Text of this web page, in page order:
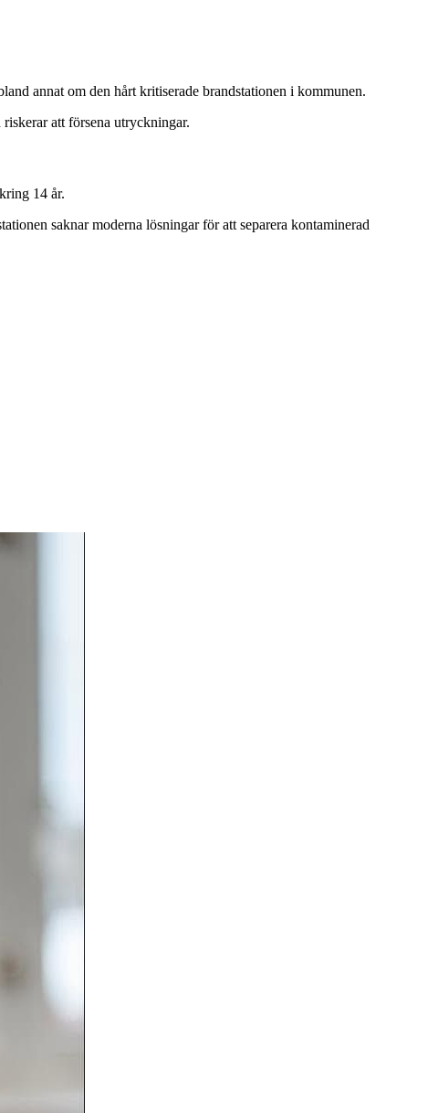
annat om den hårt kritiserade brandstationen i kommunen.
att försena utryckningar.
14 år.
saknar moderna lösningar för att separera kontaminerad